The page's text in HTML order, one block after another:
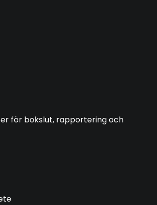
för bokslut, rapportering och